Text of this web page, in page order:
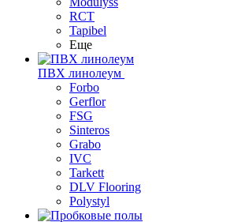
RCT
Tapibel
Еще
ПВХ линолеум
Forbo
Gerflor
FSG
Sinteros
Grabo
IVC
Tarkett
DLV Flooring
Polystyl